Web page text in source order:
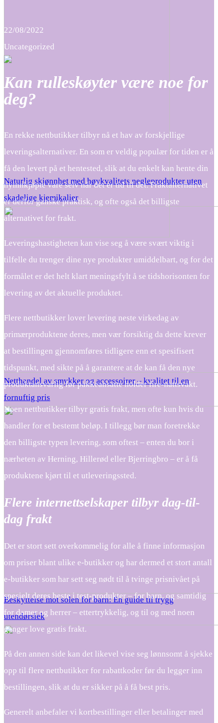
Naturlig skjønnhet med høykvalitets negleprodukter uten
skadelige kjemikalier
Netthandel av smykker og accessoirer – kvalitet til en
fornuftig pris
Beskyttelse mot solen for barn: En guide til trygg
utendørslek
22/08/2022
Uncategorized
Kan rulleskøyter være noe for
deg?
En rekke nettbutikker tilbyr nå et hav av forskjellige
leveringsalternativer. En som er veldig populær for tiden er å
få den levert på et hentested, slik at du enkelt kan hente din
nyinnkjøpte vare selv når det er tid til det. Fraktalternativet
er derfor ganske praktisk, og ofte også det billigste
alternativet for frakt.
Leveringshastigheten kan vise seg å være svært viktig i
tilfelle du trenger dine nye produkter umiddelbart, og for det
formålet er det helt klart meningsfylt å se tidshorisonten for
levering av det aktuelle produktet.
Flere nettbutikker lover levering neste virkedag av
primærproduktene deres, men vær forsiktig da dette krever
at bestillingen gjennomføres tidligere enn et spesifisert
tidspunkt, med sikte på å garantere at de kan få den nye
produktansvarlig før pakkeansatte holder fire-nattsvakt.
Noen nettbutikker tilbyr gratis frakt, men ofte kun hvis du
handler for et bestemt beløp. I tillegg bør man foretrekke
den billigste typen levering, som oftest – enten du bor i
nærheten av Herning, Hillerød eller Bjerringbro – er å få
produktene kjørt til et utleveringssted.
Flere internettselskaper tilbyr dag-til-
dag frakt
Det er stort sett overkommelig for alle å finne informasjon
om priser blant ulike e-butikker og har dermed et stort antall
e-butikker som har sett seg nødt til å tvinge prisnivået på
spesielt deres beste i test-produkter – for barn, og samtidig
for damer og herrer – ettertrykkelig, og til og med noen
ganger love gratis frakt.
På den annen side kan det likevel vise seg lønnsomt å sjekke
opp til flere nettbutikker for rabattkoder før du legger inn
bestillingen, slik at du er sikker på å få best pris.
Generelt anbefaler vi kortbestillinger eller betalinger med